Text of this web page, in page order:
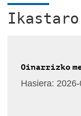
Oinarrizko
Hasiera: